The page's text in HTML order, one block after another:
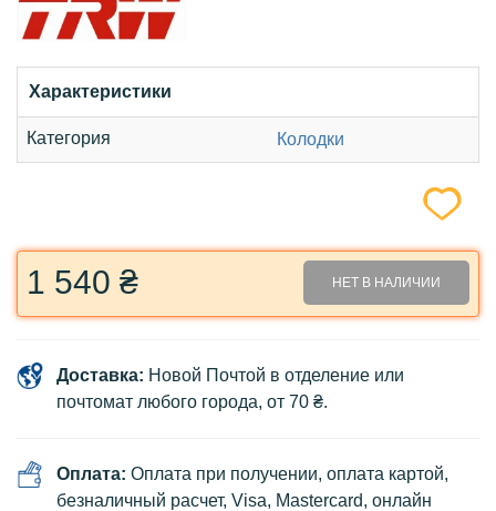
Характеристики
Категория Колодки
1 540 ₴ НЕТ В НАЛИЧИИ
Доставка: Новой Почтой в отделение или
почтомат любого города, от 70 ₴.
Оплата: Оплата при получении, оплата картой,
безналичный расчет, Visa, Mastercard, онлайн